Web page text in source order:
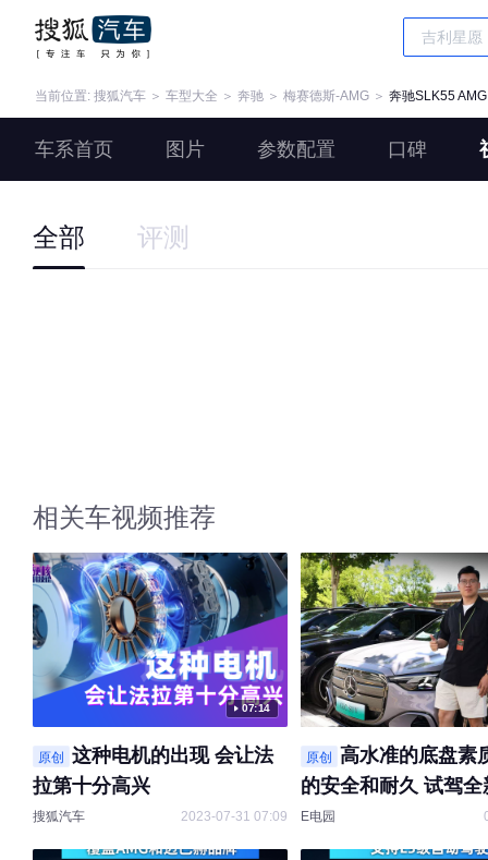
当前位置: 搜狐汽车 ＞ 车型大全 ＞ 奔驰 ＞ 梅赛德斯-AMG ＞ 奔驰SLK55 AMG
车系首页 图片 参数配置 口碑
全部 评测
相关车视频推荐
07:14
原创
这种电机的出现 会让法
拉第十分高兴
搜狐汽车 2023-07-31 07:09
原创
高水准的底盘素
的安全和耐久 试驾全
纯电GLC
E电园